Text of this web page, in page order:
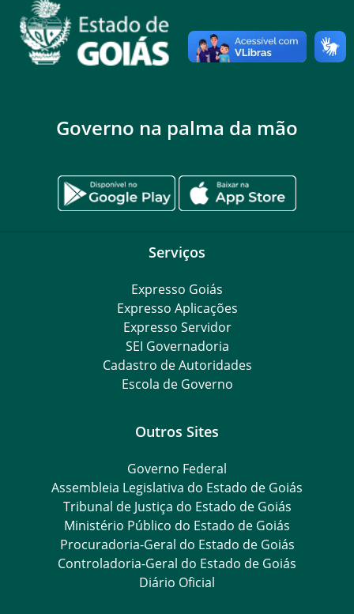
Governo na palma da mão
Serviços
Expresso Goiás
Expresso Aplicações
Expresso Servidor
SEI Governadoria
Cadastro de Autoridades
Escola de Governo
Outros Sites
Governo Federal
Assembleia Legislativa do Estado de Goiás
Tribunal de Justiça do Estado de Goiás
Ministério Público do Estado de Goiás
Procuradoria-Geral do Estado de Goiás
Controladoria-Geral do Estado de Goiás
Diário Oficial